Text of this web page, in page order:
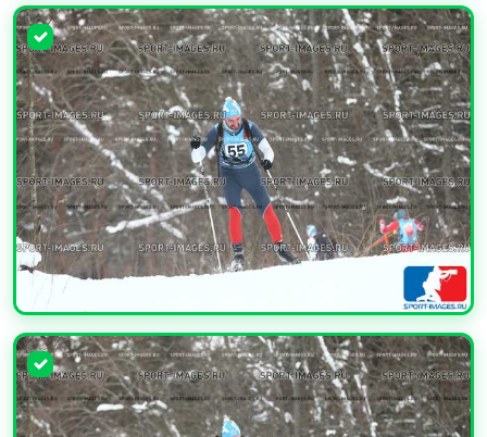
УВЕЛИЧИТЬ
УВЕЛИЧИТЬ